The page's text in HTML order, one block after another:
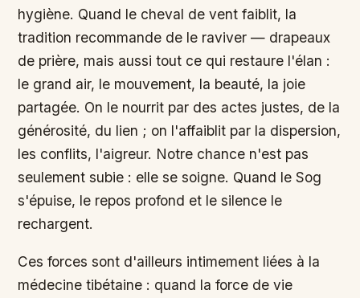
hygiène. Quand le cheval de vent faiblit, la
tradition recommande de le raviver — drapeaux
de prière, mais aussi tout ce qui restaure l'élan :
le grand air, le mouvement, la beauté, la joie
partagée. On le nourrit par des actes justes, de la
générosité, du lien ; on l'affaiblit par la dispersion,
les conflits, l'aigreur. Notre chance n'est pas
seulement subie : elle se soigne. Quand le Sog
s'épuise, le repos profond et le silence le
rechargent.
Ces forces sont d'ailleurs intimement liées à la
médecine tibétaine : quand la force de vie